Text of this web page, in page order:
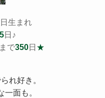
生まれ
日♪
で350日 ★
れ好き。
一面も。